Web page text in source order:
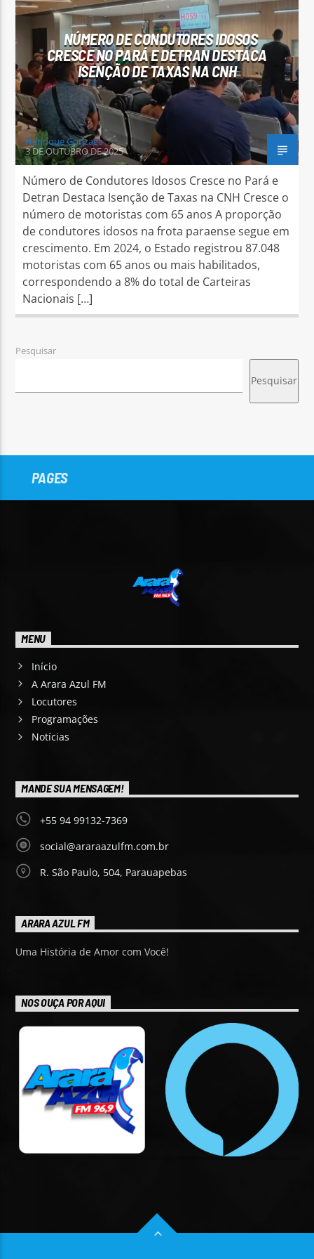
Arara Azul FM
NÚMERO DE CONDUTORES IDOSOS
CRESCE NO PARÁ E DETRAN DESTACA
ISENÇÃO DE TAXAS NA CNH
Henrique Gonzaga
3 DE OUTUBRO DE 2025
Número de Condutores Idosos Cresce no Pará e
Detran Destaca Isenção de Taxas na CNH Cresce o
número de motoristas com 65 anos A proporção
de condutores idosos na frota paraense segue em
crescimento. Em 2024, o Estado registrou 87.048
motoristas com 65 anos ou mais habilitados,
correspondendo a 8% do total de Carteiras
Nacionais […]
Pesquisar
Pesquisar
PAGES
MENU
Início
A Arara Azul FM
Locutores
Programações
Notícias
MANDE SUA MENSAGEM!
+55 94 99132-7369
social@araraazulfm.com.br
R. São Paulo, 504, Parauapebas
ARARA AZUL FM
Uma História de Amor com Você!
NOS OUÇA POR AQUI